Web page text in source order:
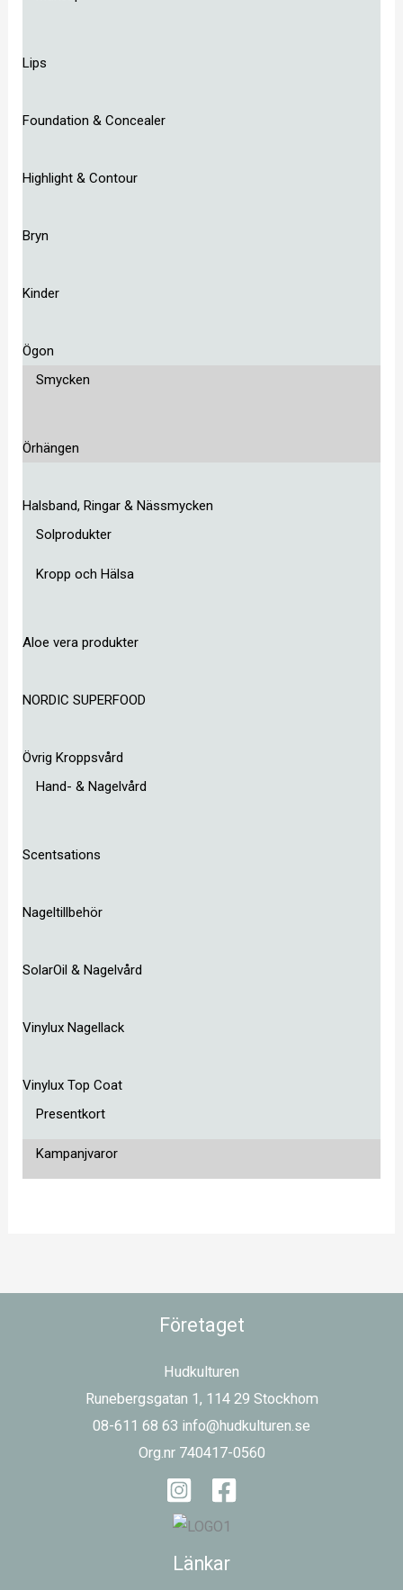
Lips
Foundation & Concealer
Highlight & Contour
Bryn
Kinder
Ögon
Smycken
Örhängen
Halsband, Ringar & Nässmycken
Solprodukter
Kropp och Hälsa
Aloe vera produkter
NORDIC SUPERFOOD
Övrig Kroppsvård
Hand- & Nagelvård
Scentsations
Nageltillbehör
SolarOil & Nagelvård
Vinylux Nagellack
Vinylux Top Coat
Presentkort
Kampanjvaror
Företaget
Hudkulturen
Runebergsgatan 1, 114 29 Stockhom
08-611 68 63 info@hudkulturen.se
Org.nr 740417-0560
Länkar